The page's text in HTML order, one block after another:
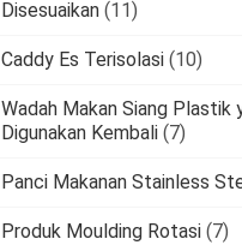
Disesuaikan (11)
Caddy Es Terisolasi (10)
Wadah Makan Siang Plastik
Digunakan Kembali (7)
Panci Makanan Stainless
Produk Moulding Rotasi (7)